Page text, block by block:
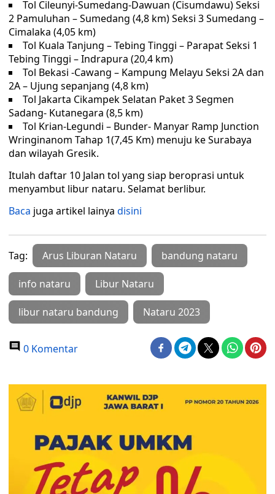
Tol Cileunyi-Sumedang-Dawuan (Cisumdawu) Seksi
2 Pamuluhan – Sumedang (4,8 km) Seksi 3 Sumedang –
Cimalaka (4,05 km)
Tol Kuala Tanjung – Tebing Tinggi – Parapat Seksi 1
Tebing Tinggi – Indrapura (20,4 km)
Tol Bekasi -Cawang – Kampung Melayu Seksi 2A dan
2A – Ujung sepanjang (4,8 km)
Tol Jakarta Cikampek Selatan Paket 3 Segmen
Sadang- Kutanegara (8,5 km)
Tol Krian-Legundi – Bunder- Manyar Ramp Junction
Wringinanom Tahap 1(7,45 Km) menuju ke Surabaya
dan wilayah Gresik.
Itulah daftar 10 Jalan tol yang siap beroprasi untuk
menyambut libur nataru. Selamat berlibur.
Baca juga artikel lainya disini
Tag: Arus Liburan Nataru bandung nataru
info nataru Libur Nataru
libur nataru bandung Nataru 2023
0 Komentar